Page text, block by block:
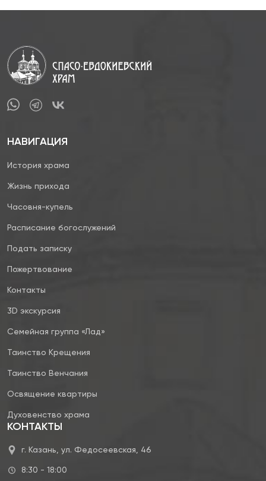
НАВИГАЦИЯ
История храма
Жизнь прихода
Часовня-купель
Расписание богослужений
Подать записку
Пожертвование
Контакты
3D экскурсия
Семейная группа «Лад»
Таинство Крещения
Таинство Венчания
Освящение квартиры
Духовенство храма
КОНТАКТЫ
г. Казань, ул. Федосеевская, 46
8:30 - 18:00